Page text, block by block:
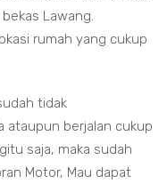
Lawang.
rumah yang cukup
tidak
ataupun berjalan cukup
saja, maka sudah
Motor, Mau dapat